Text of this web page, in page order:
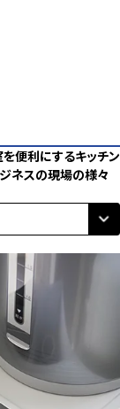
便利にするキッチン
ネスの現場の様々